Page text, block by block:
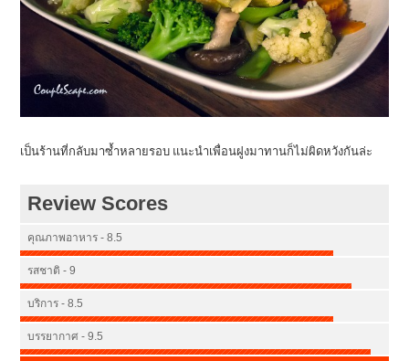
เป็นร้านที่กลับมาซ้ำหลายรอบ แนะนำเพื่อนฝูงมาทานก็ไม่ผิดหวังกันล่ะ
Review Scores
คุณภาพอาหาร - 8.5
รสชาติ - 9
บริการ - 8.5
บรรยากาศ - 9.5